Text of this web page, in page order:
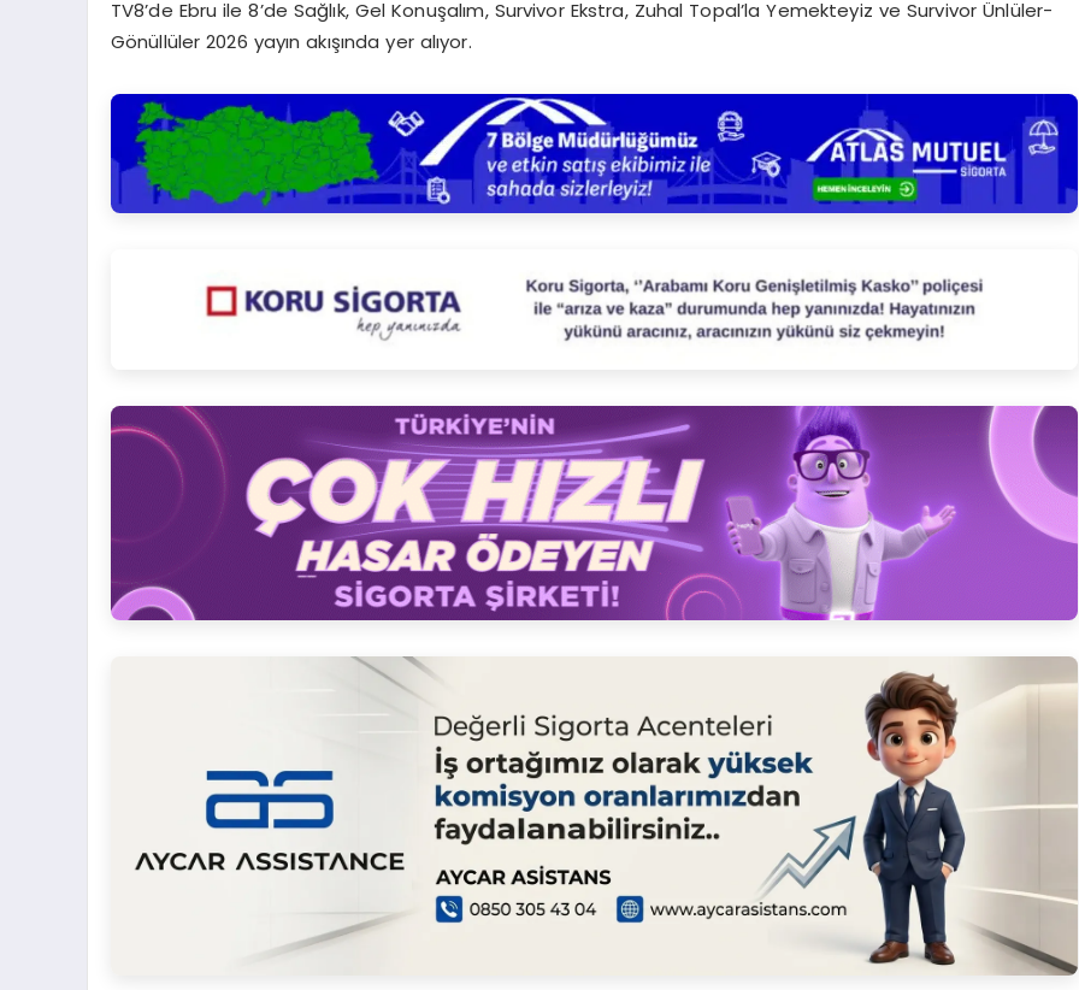
TV8’de Ebru ile 8’de Sağlık, Gel Konuşalım, Survivor Ekstra, Zuhal Topal’la Yemekteyiz ve Survivor Ünlüler-
Gönüllüler 2026 yayın akışında yer alıyor.